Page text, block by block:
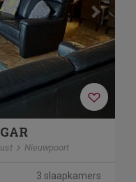
Nieuwpoort
3 slaapkamers